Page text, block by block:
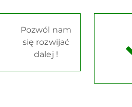
Pozwól nam
się rozwijać
dalej !